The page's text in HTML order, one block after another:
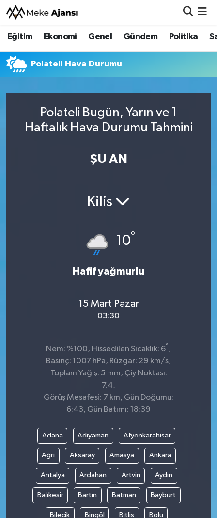
Eğitim Ekonomi Genel Gündem Politika
Polateli Hava Durumu
Polateli Bugün, Yarın ve 1
Haftalık Hava Durumu Tahmini
ŞU AN
Kilis
10°
Hafif yağmurlu
15 Mart Pazar
03:30
Nem: %100, Hissedilen Sıcaklık: 6° ,
Basınç: 1007 hPa, Rüzgar: 29 km/s,
Toplam Yağış: 5 mm, Çiy Noktası:
7.4,
Görüş Mesafesi: 7 km, Gün Doğumu:
6:43, Gün Batımı: 18:39
Adana Adıyaman Afyonkarahisar
Ağrı Aksaray Amasya Ankara
Antalya Ardahan Artvin Aydın
Balıkesir Bartın Batman Bayburt
Bilecik Bingöl Bitlis Bolu
Eğitim
Ekonomi
Gündem
Nöbetçi Eczaneler
Hava Durumu
Trafik Durumu